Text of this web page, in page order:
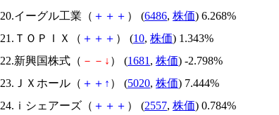
20.イーグル工業（ ＋ ＋ ＋ ） (6486, 株価) 6.268%
21.ＴＯＰＩＸ（ ＋ ＋ ＋ ） (10, 株価) 1.343%
22.新興国株式（ － － ↓ ） (1681 , 株価) -2.798%
23.ＪＸホール（ ＋ ＋ ↑ ） (5020, 株価) 7.444%
24.ｉシェアーズ（ ＋ ＋ ＋ ） (2557, 株価) 0.784%